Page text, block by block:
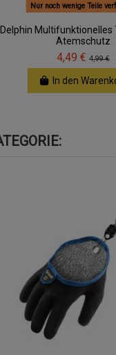
Nur noch wenige Teile
Delphin Multifunktionelles
Atemschutz
4,49 €4,99 €
In den